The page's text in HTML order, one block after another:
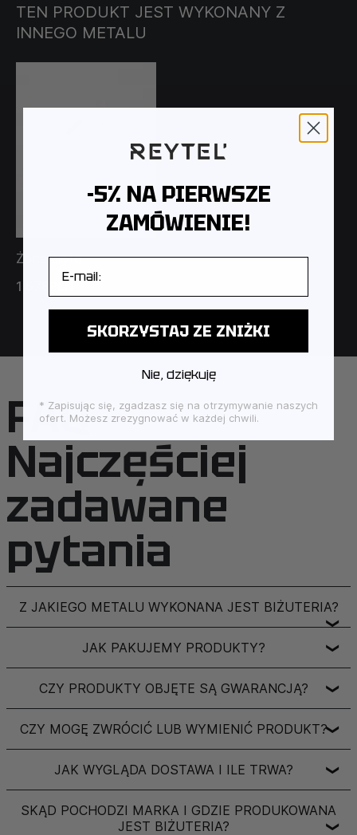
TEN PRODUKT JEST WYKONANY Z
INNEGO METALU
Żółte złoto
1 678PLN
FAQ –
Najczęściej
zadawane
pytania
Z JAKIEGO METALU WYKONANA JEST BIŻUTERIA?
❯
JAK PAKUJEMY PRODUKTY? ❯
CZY PRODUKTY OBJĘTE SĄ GWARANCJĄ? ❯
CZY MOGĘ ZWRÓCIĆ LUB WYMIENIĆ PRODUKT?❯
JAK WYGLĄDA DOSTAWA I ILE TRWA? ❯
SKĄD POCHODZI MARKA I GDZIE PRODUKOWANA
JEST BIŻUTERIA?
❯
-5% NA PIERWSZE
ZAMÓWIENIE!
SKORZYSTAJ ZE ZNIŻKI
Nie, dziękuję
* Zapisując się, zgadzasz się na otrzymywanie naszych
ofert. Możesz zrezygnować w każdej chwili.